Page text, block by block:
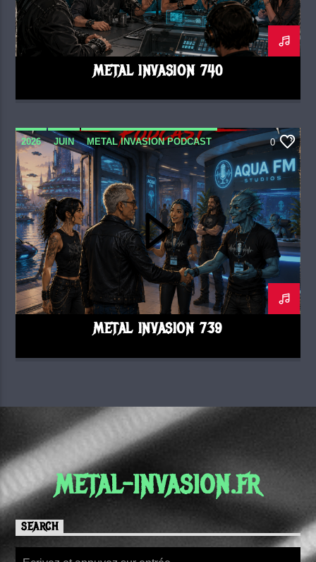
METAL INVASION 740
2026 JUIN METAL INVASION PODCAST 0
METAL INVASION 739
METAL-INVASION.FR
SEARCH